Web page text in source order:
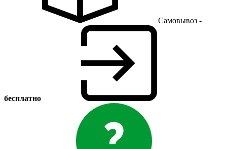
Самовывоз -
бесплатно